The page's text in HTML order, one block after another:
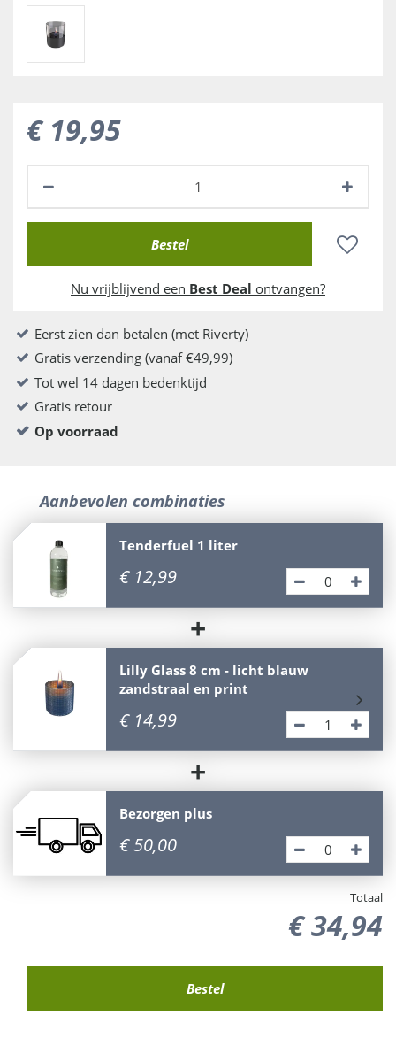
€ 19,95
Nu vrijblijvend een Best Deal ontvangen?
Eerst zien dan betalen (met Riverty)
Gratis verzending (vanaf €49,99)
Tot wel 14 dagen bedenktijd
Gratis retour
Op voorraad
Aanbevolen combinaties
Tenderfuel 1 liter
€ 12,99
+
Lilly Glass 8 cm - licht blauw
zandstraal en print
€ 14,99
+
Bezorgen plus
€ 50,00
Totaal
€34,94